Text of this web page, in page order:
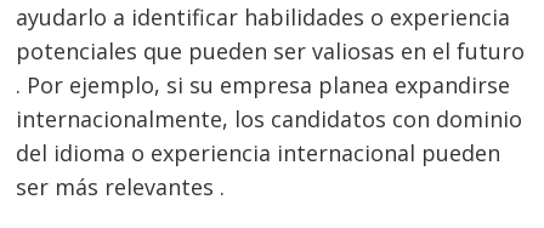
ayudarlo a identificar habilidades o experiencia
potenciales que pueden ser valiosas en el futuro
. Por ejemplo, si su empresa planea expandirse
internacionalmente, los candidatos con dominio
del idioma o experiencia internacional pueden
ser más relevantes .